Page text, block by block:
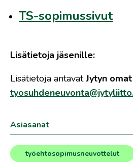
TS-sopimussivut
Lisätietoja jäsenille:
Lisätietoja antavatJytyn
Asiasanat
työehtosopimusneuvottelut